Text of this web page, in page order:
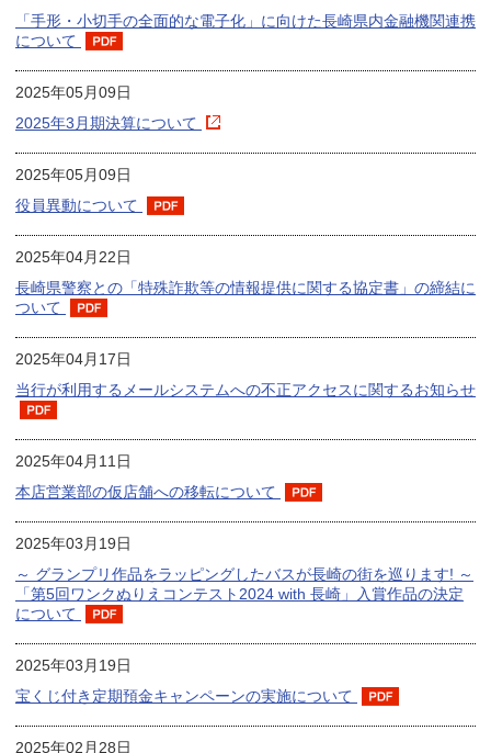
「手形・小切手の全面的な電子化」に向けた長崎県内金融機関連携
について
2025年05月09日
2025年3月期決算について
2025年05月09日
役員異動について
2025年04月22日
長崎県警察との「特殊詐欺等の情報提供に関する協定書」の締結に
ついて
2025年04月17日
当行が利用するメールシステムへの不正アクセスに関するお知らせ
2025年04月11日
本店営業部の仮店舗への移転について
2025年03月19日
～ グランプリ作品をラッピングしたバスが長崎の街を巡ります! ～
「第5回ワンクぬりえコンテスト2024 with 長崎」入賞作品の決定
について
2025年03月19日
宝くじ付き定期預金キャンペーンの実施について
2025年02月28日